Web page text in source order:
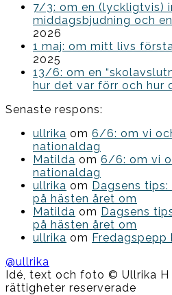
7/3: om en (lyckligtvis)
middagsbjudning och
2026
1 maj: om mitt livs
2025
13/6: om en
hur det var förr och hur
Senaste respons:
ullrika om 6/6: om vi
nationaldag
Matilda om 6/6: om vi
nationaldag
ullrika om Dagsens
på hästen året om
Matilda om Dagsens
på hästen året om
ullrika om
@ullrika
Idé, text och foto © Ullrika
rättigheter reserverade